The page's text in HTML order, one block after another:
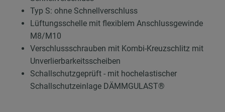
Typ S: ohne Schnellverschluss
Lüftungsschelle mit flexiblem Anschlussgewinde
M8/M10
Verschlussschrauben mit Kombi-Kreuzschlitz mit
Unverlierbarkeitsscheiben
Schallschutzgeprüft - mit hochelastischer
Schallschutzeinlage DÄMMGULAST®